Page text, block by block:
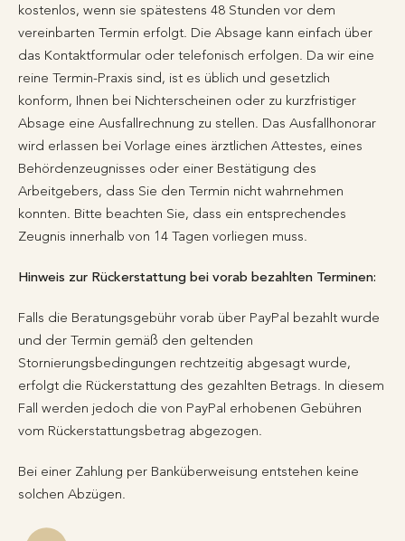
kostenlos, wenn sie spätestens 48 Stunden vor dem
vereinbarten Termin erfolgt. Die Absage kann einfach über
das Kontaktformular oder telefonisch erfolgen. Da wir eine
reine Termin-Praxis sind, ist es üblich und gesetzlich
konform, Ihnen bei Nichterscheinen oder zu kurzfristiger
Absage eine Ausfallrechnung zu stellen. Das Ausfallhonorar
wird erlassen bei Vorlage eines ärztlichen Attestes, eines
Behördenzeugnisses oder einer Bestätigung des
Arbeitgebers, dass Sie den Termin nicht wahrnehmen
konnten. Bitte beachten Sie, dass ein entsprechendes
Zeugnis innerhalb von 14 Tagen vorliegen muss.
Hinweis zur Rückerstattung bei vorab bezahlten Terminen:
Falls die Beratungsgebühr vorab über PayPal bezahlt wurde
und der Termin gemäß den geltenden
Stornierungsbedingungen rechtzeitig abgesagt wurde,
erfolgt die Rückerstattung des gezahlten Betrags. In diesem
Fall werden jedoch die von PayPal erhobenen Gebühren
vom Rückerstattungsbetrag abgezogen.
Bei einer Zahlung per Banküberweisung entstehen keine
solchen Abzügen.